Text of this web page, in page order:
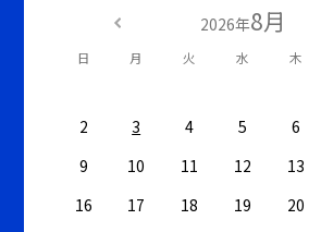
2026年8月
日 月 火 水 木
2
3 4 5 6
9
10 11 12 13
16
17 18 19 20